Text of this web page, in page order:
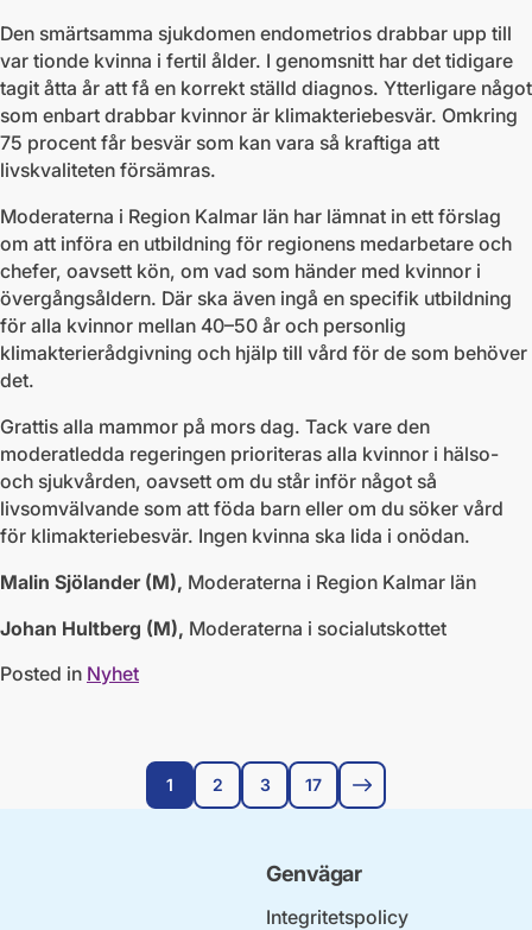
Den smärtsamma sjukdomen endometrios drabbar upp till
var tionde kvinna i fertil ålder. I genomsnitt har det tidigare
tagit åtta år att få en korrekt ställd diagnos. Ytterligare något
som enbart drabbar kvinnor är klimakteriebesvär. Omkring
75 procent får besvär som kan vara så kraftiga att
livskvaliteten försämras.
Moderaterna i Region Kalmar län har lämnat in ett förslag
om att införa en utbildning för regionens medarbetare och
chefer, oavsett kön, om vad som händer med kvinnor i
övergångsåldern. Där ska även ingå en specifik utbildning
för alla kvinnor mellan 40–50 år och personlig
klimakterierådgivning och hjälp till vård för de som behöver
det.
Grattis alla mammor på mors dag. Tack vare den
moderatledda regeringen prioriteras alla kvinnor i hälso-
och sjukvården, oavsett om du står inför något så
livsomvälvande som att föda barn eller om du söker vård
för klimakteriebesvär. Ingen kvinna ska lida i onödan.
Malin Sjölander (M), Moderaterna i Region Kalmar län
Johan Hultberg (M), Moderaterna i socialutskottet
Posted in Nyhet
1 2 3 17 Nästa sida
Genvägar
Integritetspolicy